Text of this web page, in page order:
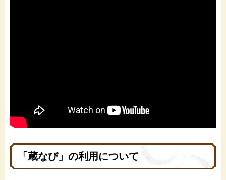
「蔵なび」の利用について